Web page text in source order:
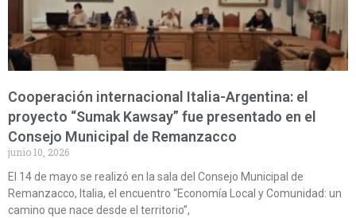
Cooperación internacional Italia-Argentina: el
proyecto “Sumak Kawsay” fue presentado en el
Consejo Municipal de Remanzacco
junio 10, 2026
El 14 de mayo se realizó en la sala del Consejo Municipal de
Remanzacco, Italia, el encuentro “Economía Local y Comunidad: un
camino que nace desde el territorio”,